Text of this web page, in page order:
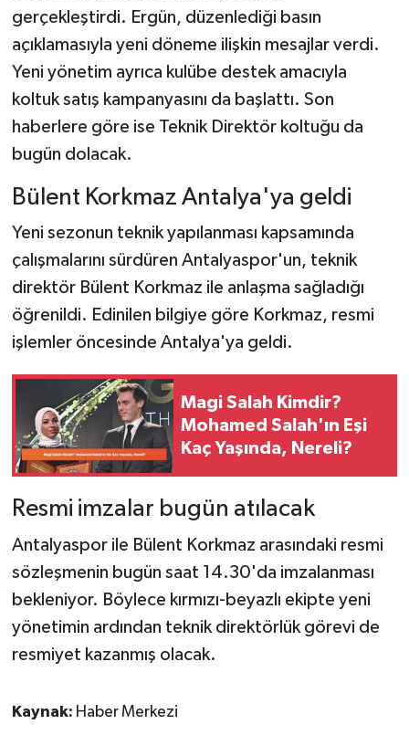
gerçekleştirdi. Ergün, düzenlediği basın
açıklamasıyla yeni döneme ilişkin mesajlar verdi.
Yeni yönetim ayrıca kulübe destek amacıyla
koltuk satış kampanyasını da başlattı. Son
haberlere göre ise Teknik Direktör koltuğu da
bugün dolacak.
Bülent Korkmaz Antalya'ya geldi
Yeni sezonun teknik yapılanması kapsamında
çalışmalarını sürdüren Antalyaspor'un, teknik
direktör Bülent Korkmaz ile anlaşma sağladığı
öğrenildi. Edinilen bilgiye göre Korkmaz, resmi
işlemler öncesinde Antalya'ya geldi.
Magi Salah Kimdir?
Mohamed Salah'ın Eşi
Kaç Yaşında, Nereli?
Resmi imzalar bugün atılacak
Antalyaspor ile Bülent Korkmaz arasındaki resmi
sözleşmenin bugün saat 14.30'da imzalanması
bekleniyor. Böylece kırmızı-beyazlı ekipte yeni
yönetimin ardından teknik direktörlük görevi de
resmiyet kazanmış olacak.
Kaynak: Haber Merkezi